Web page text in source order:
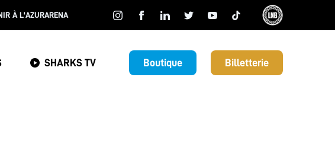
À L'AZURARENA
SHARKS TV Boutique Billetterie